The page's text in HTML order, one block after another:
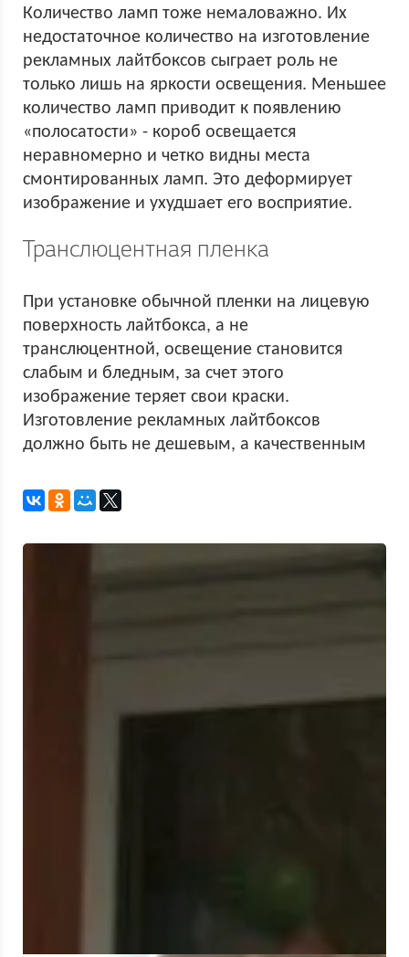
Количество ламп тоже немаловажно. Их
недостаточное количество на изготовление
рекламных лайтбоксов сыграет роль не
только лишь на яркости освещения. Меньшее
количество ламп приводит к появлению
«полосатости» - короб освещается
неравномерно и четко видны места
смонтированных ламп. Это деформирует
изображение и ухудшает его восприятие.
Транслюцентная пленка
При установке обычной пленки на лицевую
поверхность лайтбокса, а не
транслюцентной, освещение становится
слабым и бледным, за счет этого
изображение теряет свои краски.
Изготовление рекламных лайтбоксов
должно быть не дешевым, а качественным